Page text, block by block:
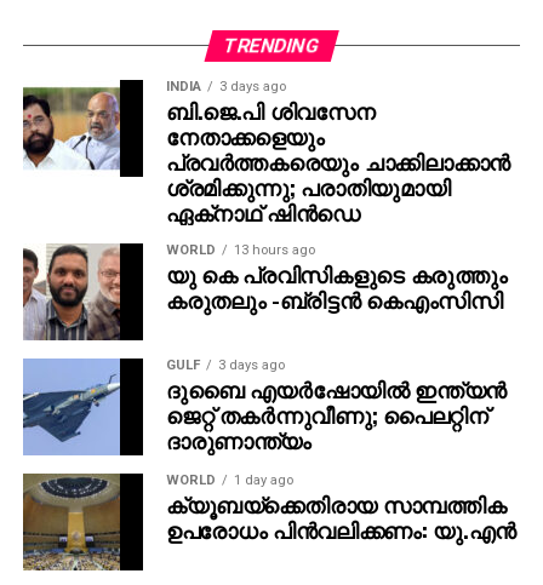
TRENDING
INDIA 3 days ago
ബി.ജെ.പി ശിവസേന
നേതാക്കളെയും
പ്രവര്‍ത്തകരെയും ചാക്കിലാക്കാന്‍
ശ്രമിക്കുന്നു; പരാതിയുമായി
ഏക്‌നാഥ് ഷിന്‍ഡെ
WORLD 13 hours ago
യു കെ പ്രവിസികളുടെ കരുത്തും
കരുതലും -ബ്രിട്ടൻ കെഎംസിസി
GULF 3 days ago
ദുബൈ എയര്‍ഷോയില്‍ ഇന്ത്യന്‍
ജെറ്റ് തകര്‍ന്നുവീണു; പൈലറ്റിന്
ദാരുണാന്ത്യം
WORLD 1 day ago
ക്യൂബയ്ക്കെതിരായ സാമ്പത്തിക
ഉപരോധം പിന്‍വലിക്കണം: യു.എന്‍